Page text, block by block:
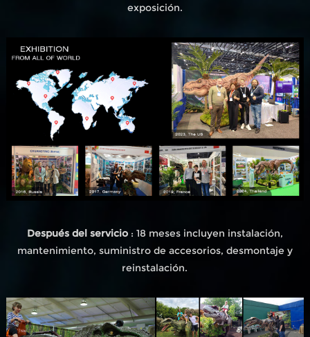
exposición.
Después del servicio: 18 meses incluyen instalación,
mantenimiento, suministro de accesorios, desmontaje y
reinstalación.